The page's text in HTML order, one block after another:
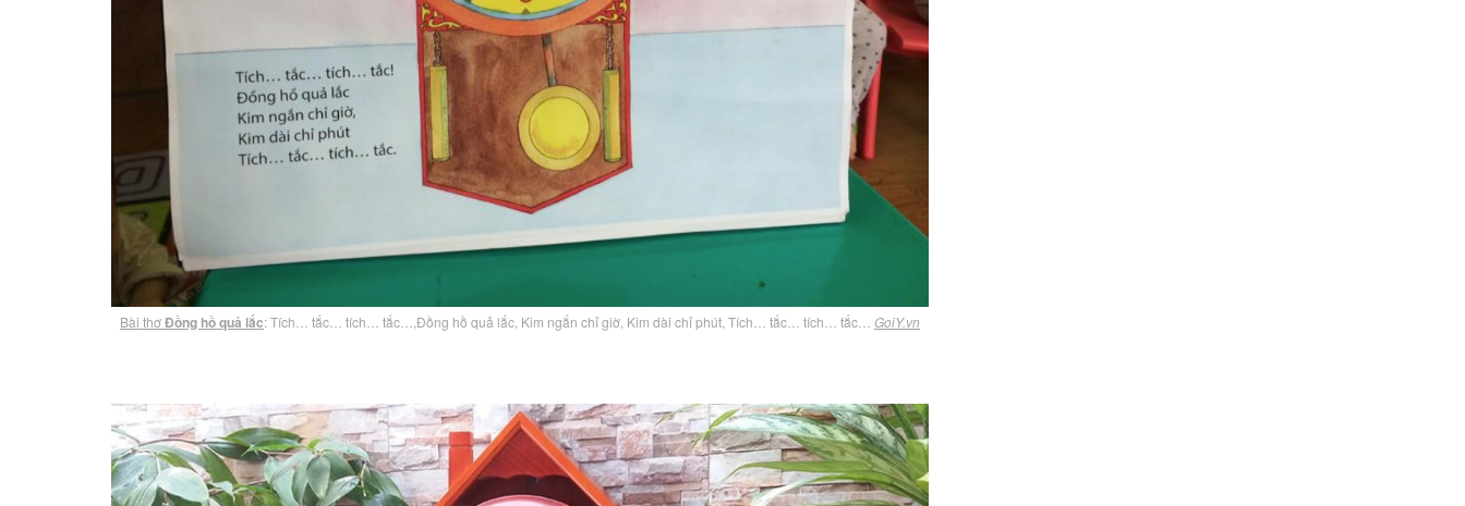
Bài thơĐồng hồ quả lắc: Tích… tắc… tích… tắc…,Đồng hồ quả lắc, Kim ngắn chỉ giờ, Kim dài chỉ phút, Tích… tắc… tích… tắc… GoiY.vn